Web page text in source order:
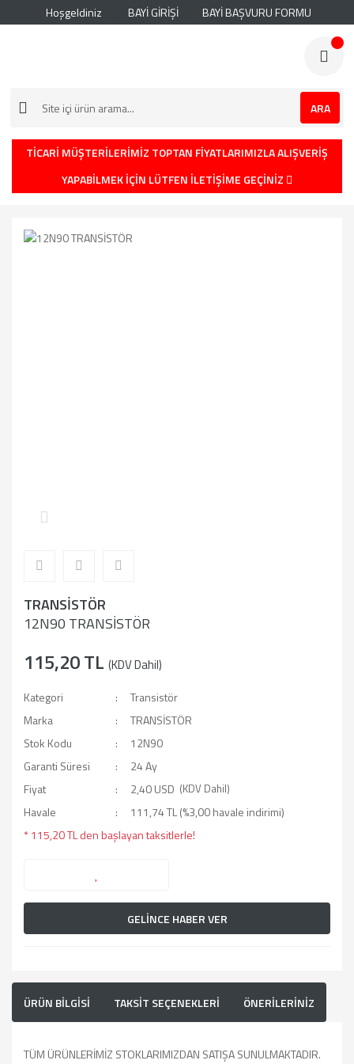
Hoşgeldiniz BAYİ GİRİŞİ BAYİ BAŞVURU FORMU
ARA
TİCARİ MÜŞTERİLERİMİZ TOPTAN FİYATLARIMIZLA ALIŞVERİŞ
YAPABİLMEK İÇİN LÜTFEN İLETİŞİME GEÇİNİZ
TRANSİSTÖR
12N90 TRANSİSTÖR
115,20 TL (KDV Dahil)
Kategori
Transistör
Marka
TRANSİSTÖR
Stok Kodu
12N90
Garanti Süresi
24 Ay
Fiyat
2,40 USD (KDV Dahil)
Havale
111,74 TL (%3,00 havale indirimi)
* 115,20 TL den başlayan taksitlerle!
GELİNCE HABER VER
ÜRÜN BİLGİSİ TAKSİT SEÇENEKLERİ ÖNERİLERİNİZ
TÜM ÜRÜNLERİMİZ STOKLARIMIZDAN SATIŞA SUNULMAKTADIR.